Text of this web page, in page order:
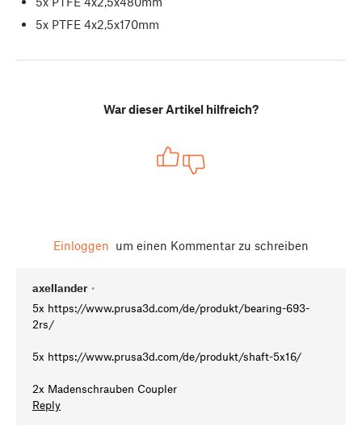
5x PTFE 4x2,5x170mm
War dieser Artikel hilfreich?
Einloggen um einen Kommentar zu schreiben
axellander •
5x https://www.prusa3d.com/de/produkt/bearing-693-
2rs/
5x https://www.prusa3d.com/de/produkt/shaft-5x16/
2x Madenschrauben Coupler
Reply